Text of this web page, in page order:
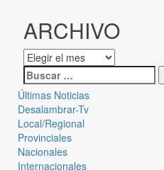
ARCHIVO
Últimas Noticias
Desalambrar-Tv
Local/Regional
Provinciales
Nacionales
Internacionales